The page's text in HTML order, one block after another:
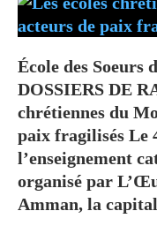
École des Soeurs
DOSSIERS DE
chrétiennes du
paix fragilisés Le
l’enseignement
organisé par
Amman, la